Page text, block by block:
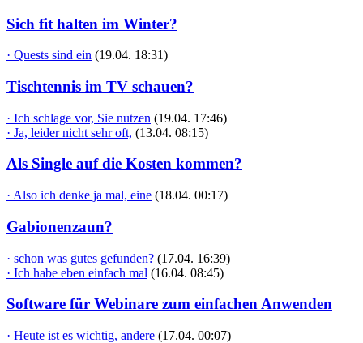
Sich fit halten im Winter?
· Quests sind ein (19.04. 18:31)
Tischtennis im TV schauen?
· Ich schlage vor, Sie nutzen (19.04. 17:46)
· Ja, leider nicht sehr oft, (13.04. 08:15)
Als Single auf die Kosten kommen?
· Also ich denke ja mal, eine (18.04. 00:17)
Gabionenzaun?
· schon was gutes gefunden? (17.04. 16:39)
· Ich habe eben einfach mal (16.04. 08:45)
Software für Webinare zum einfachen Anwenden
· Heute ist es wichtig, andere (17.04. 00:07)